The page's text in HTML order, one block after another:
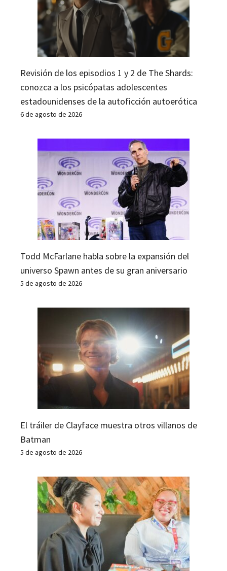
Revisión de los episodios 1 y 2 de The Shards:
conozca a los psicópatas adolescentes
estadounidenses de la autoficción autoerótica
6 de agosto de 2026
Todd McFarlane habla sobre la expansión del
universo Spawn antes de su gran aniversario
5 de agosto de 2026
El tráiler de Clayface muestra otros villanos de
Batman
5 de agosto de 2026